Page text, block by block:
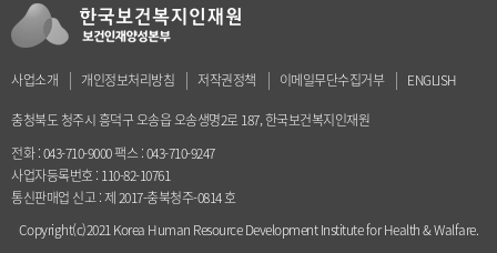
사업소개 개인정보처리방침 저작권정책 이메일무단수집거부
ENGLISH
충청북도 청주시 흥덕구 오송읍 오송생명2로 187, 한국보건복지인재원
전화 : 043-710-9000 팩스 : 043-710-9247
사업자등록번호 : 110-82-10761
통신판매업 신고 : 제 2017-충북청주-0814 호
Copyright(c)2021 Korea Human Resource Development Institute for Health & Walfare.